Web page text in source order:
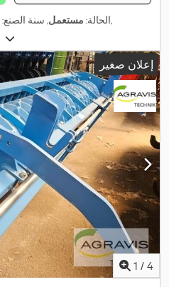
الحالة: مستعمل, سنة الصنع: ,
إعلان صغير
1 / 4